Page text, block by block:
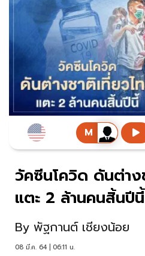
วัคซีนโควิด ดันต่า
แตะ 2 ล้านคนสิ้นปีนี้
By พัฐกานต์ เชียงน้อย
08 มี.ค. 64 | 06:11 น.